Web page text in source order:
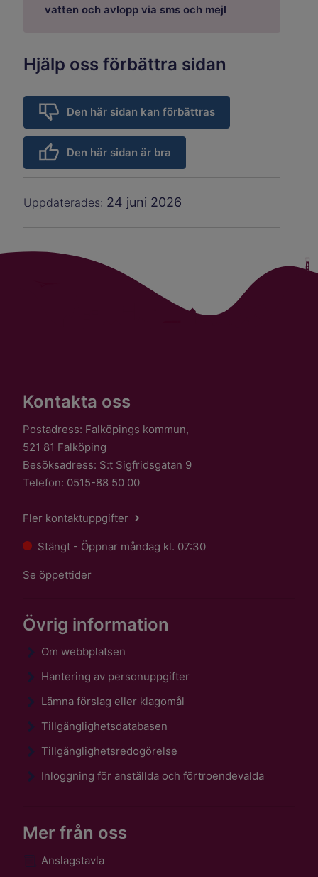
vatten och avlopp via sms och mejl
Hjälp oss förbättra sidan
Den här sidan kan förbättras
Den här sidan är bra
Uppdaterades: 24 juni 2026
Kontakta oss
Postadress: Falköpings kommun,
521 81 Falköping
Besöksadress: S:t Sigfridsgatan 9
Telefon: 0515-88 50 00
Fler kontaktuppgifter
Stängt - Öppnar måndag kl. 07:30
Se öppettider
Övrig information
Om webbplatsen
Hantering av personuppgifter
Lämna förslag eller klagomål
Tillgänglighetsdatabasen
Tillgänglighetsredogörelse
Inloggning för anställda och förtroendevalda
Mer från oss
Anslagstavla